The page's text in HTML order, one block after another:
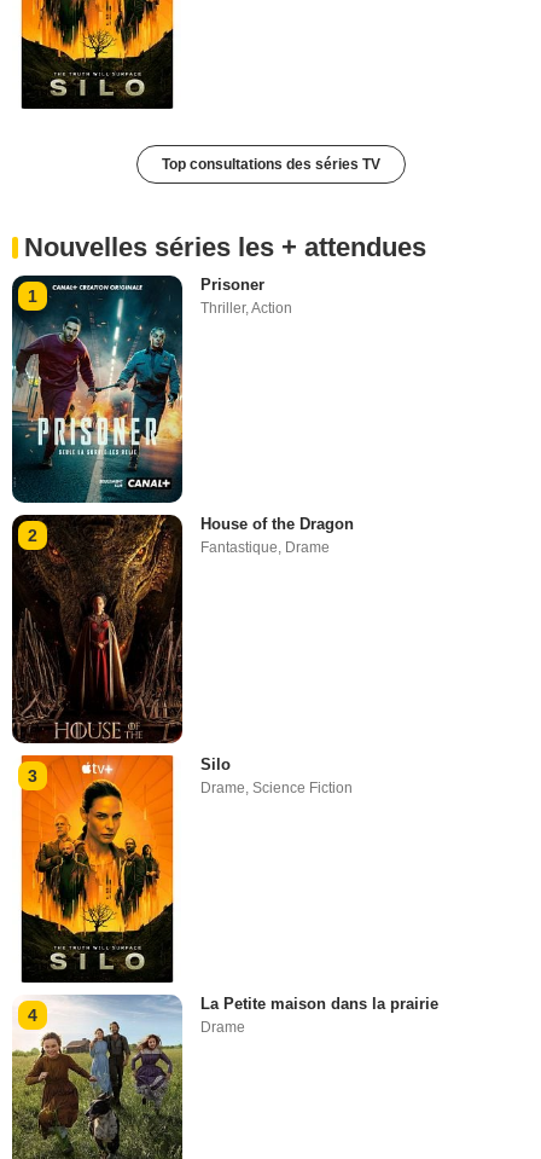
Top consultations des séries TV
Nouvelles séries les + attendues
1
Prisoner
Thriller,Action
2
House of the Dragon
Fantastique, Drame
3
Silo
Drame ,Science Fiction
4
La Petite maison dans la prairie
Drame